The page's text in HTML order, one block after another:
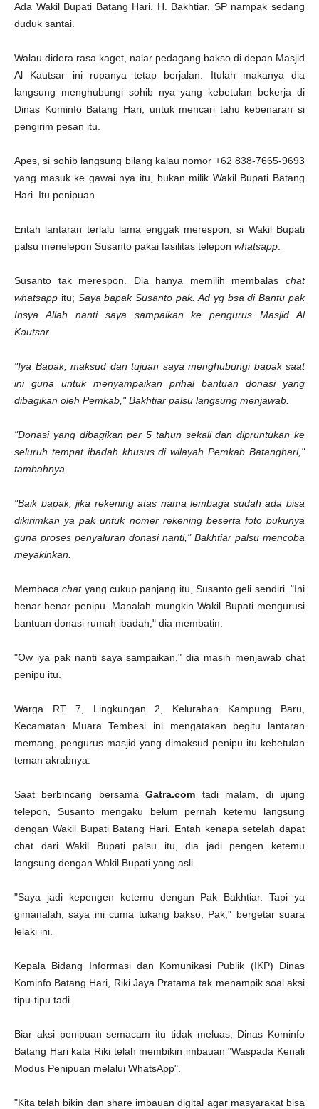
Ada Wakil Bupati Batang Hari, H. Bakhtiar, SP nampak sedang
duduk santai.
Walau didera rasa kaget, nalar pedagang bakso di depan Masjid
Al Kautsar ini rupanya tetap berjalan. Itulah makanya dia
langsung menghubungi sohib nya yang kebetulan bekerja di
Dinas Kominfo Batang Hari, untuk mencari tahu kebenaran si
pengirim pesan itu.
Apes, si sohib langsung bilang kalau nomor +62 838-7665-9693
yang masuk ke gawai nya itu, bukan milik Wakil Bupati Batang
Hari. Itu penipuan.
Entah lantaran terlalu lama enggak merespon, si Wakil Bupati
palsu menelepon Susanto pakai fasilitas telepon whatsapp
Susanto tak merespon. Dia hanya memilih membalas chat
whatsapp itu; Saya bapak Susanto pak. Ad yg bsa di Bantu pak
Insya Allah nanti saya sampaikan ke pengurus Masjid Al
Kautsar.
"Iya Bapak, maksud dan tujuan saya menghubungi bapak saat
ini guna untuk menyampaikan prihal bantuan donasi yang
dibagikan oleh Pemkab," Bakhtiar palsu langsung menjawab.
"Donasi yang dibagikan per 5 tahun sekali dan dipruntukan ke
seluruh tempat ibadah khusus di wilayah Pemkab Batanghari,"
tambahnya.
"Baik bapak, jika rekening atas nama lembaga sudah ada bisa
dikirimkan ya pak untuk nomer rekening beserta foto bukunya
guna proses penyaluran donasi nanti," Bakhtiar palsu mencoba
meyakinkan.
Membacachat yang cukup panjang itu, Susanto geli sendiri. "Ini
benar-benar penipu. Manalah mungkin Wakil Bupati mengurusi
bantuan donasi rumah ibadah," dia membatin.
"Ow iya pak nanti saya sampaikan," dia masih menjawab chat
penipu itu.
Warga RT 7, Lingkungan 2, Kelurahan Kampung Baru,
Kecamatan Muara Tembesi ini mengatakan begitu lantaran
memang, pengurus masjid yang dimaksud penipu itu kebetulan
teman akrabnya.
Saat berbincang bersamaGatra.com tadi malam, di ujung
telepon, Susanto mengaku belum pernah ketemu langsung
dengan Wakil Bupati Batang Hari. Entah kenapa setelah dapat
chat dari Wakil Bupati palsu itu, dia jadi pengen ketemu
langsung dengan Wakil Bupati yang asli.
"Saya jadi kepengen ketemu dengan Pak Bakhtiar. Tapi ya
gimanalah, saya ini cuma tukang bakso, Pak," bergetar suara
lelaki ini.
Kepala Bidang Informasi dan Komunikasi Publik (IKP) Dinas
Kominfo Batang Hari, Riki Jaya Pratama tak menampik soal aksi
tipu-tipu tadi.
Biar aksi penipuan semacam itu tidak meluas, Dinas Kominfo
Batang Hari kata Riki telah membikin imbauan "Waspada Kenali
Modus Penipuan melalui WhatsApp".
"Kita telah bikin dan share imbauan digital agar masyarakat bisa